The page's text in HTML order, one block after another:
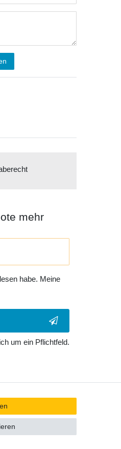
mehr
habe. Meine
um ein Pflichtfeld.